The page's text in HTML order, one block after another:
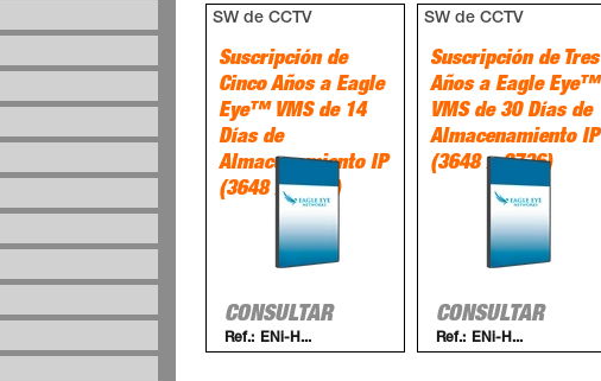
SW de CCTV
Suscripción de
Cinco Años a Eagle
Eye™ VMS de 14
Días de
Almacenamiento IP
(3648 x 2736)
CONSULTAR
Ref.: ENi-H...
SW de CCTV
Suscripción de Tres
Años a Eagle Eye™
VMS de 30 Días de
Almacenamiento IP
(3648 x 2736)
CONSULTAR
Ref.: ENi-H...